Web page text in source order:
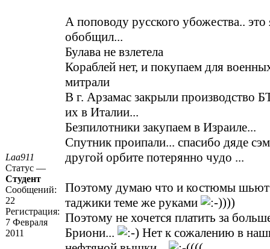
Laa911
Статус —
Студент
Сообщений:
22
Регистрация:
7 Февраля
2011
А поповоду русского убожества..
обобщил...
Булава не взлетела
Кораблей нет, и покупаем для
митрали
В г. Арзамас закрыли производство
их в Италии...
Безпилотники закупаем в Израиле...
Спутник проипали... спасибо дяде
другой орбите потерянно чудо ...
Поэтому думаю что и костюмы шьют
таджики теме же руками
)))
Поэтому не хочется платить за
Бриони...
Нет к сожалению в